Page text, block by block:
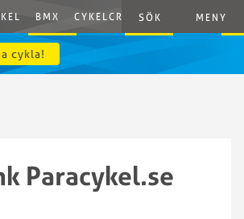
BMX CYKELCROSS E-CYCLING
SÖK MENY
cykla!
Paracykel.se